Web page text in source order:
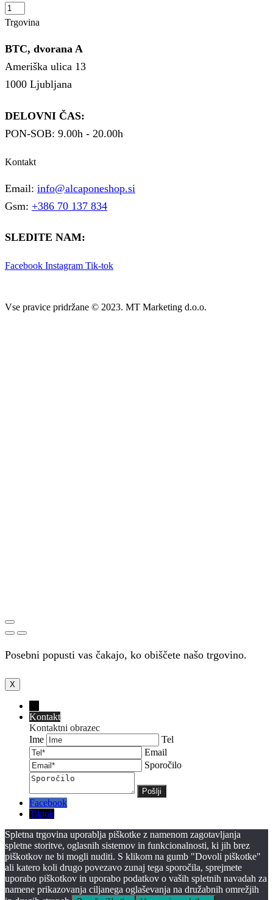
Trgovina
BTC, dvorana A
Ameriška ulica 13
1000 Ljubljana
DELOVNI ČAS:
PON-SOB: 9.00h - 20.00h
Kontakt
Email: info@alcaponeshop.si
Gsm: +386 70 137 834
SLEDITE NAM:
Facebook Instagram Tik-tok
Vse pravice pridržane © 2023. MT Marketing d.o.o.
Posebni popusti vas čakajo, ko obiščete našo trgovino.
X
Kontakt
Kontaktni obrazec
Ime
Tel
Email
Sporočilo
Facebook
Tiktok
Spletna trgovina uporablja piškotke z namenom zagotavljanja
spletne storitve, oglasnih sistemov in funkcionalnosti, ki jih brez
piškotkov ne bi mogli nuditi. S klikom na gumb "Dovoli piškotke"
ali katero koli drugo povezavo zunaj tega sporočila, sprejmete
uporabo piškotkov in uporabo podatkov o vaših spletnih navadah za
namene prikazovanja ciljanega oglaševanja na družabnih omrežjih